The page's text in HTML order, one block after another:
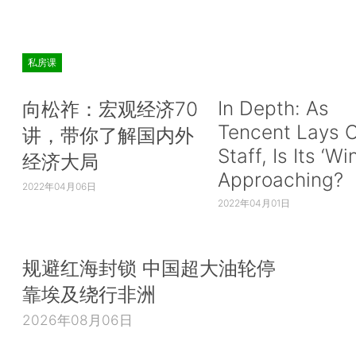
私房课
向松祚：宏观经济70
讲，带你了解国内外
经济大局
2022年04月06日
In Depth: As
Tencent Lays
Staff, Is Its
Approaching?
2022年04月01日
规避红海封锁 中国超大油轮停
靠埃及绕行非洲
2026年08月06日